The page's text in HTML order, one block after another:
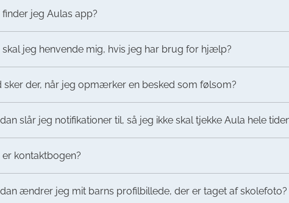
jeg Aulas app?
skal jeg henvende mig, hvis jeg har brug for hjælp?
sker der, når jeg opmærker en besked som følsom?
slår jeg notifikationer til, så jeg ikke skal tjekke Aula hele
kontaktbogen?
ændrer jeg mit barns profilbillede, der er taget af skolefoto?